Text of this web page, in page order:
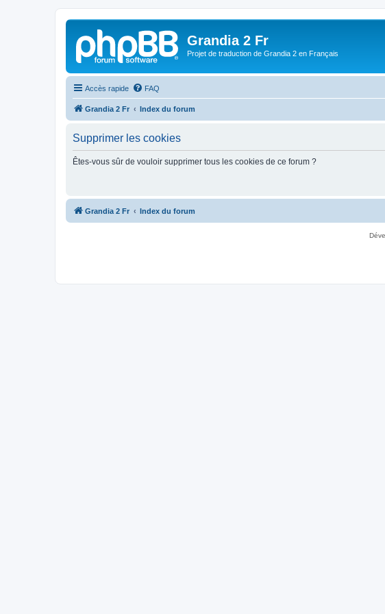
Grandia 2 Fr
Projet de traduction de Grandia 2 en Français
Accès rapide FAQ
Grandia 2 Fr Index du forum
Supprimer les cookies
Êtes-vous sûr de vouloir supprimer tous les cookies de ce forum ?
Grandia 2 Fr Index du forum